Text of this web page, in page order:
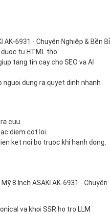
AK-6931 - Chuyên Nghiệp & Bền Bỉ
tu HTML tho.
tang tin cay cho SEO va AI
dung ra quyet dinh nhanh
cuu.
diem cot loi.
ket noi bo truoc khi hanh dong.
8 Inch ASAKI AK-6931 - Chuyên
va khoi SSR ho tro LLM